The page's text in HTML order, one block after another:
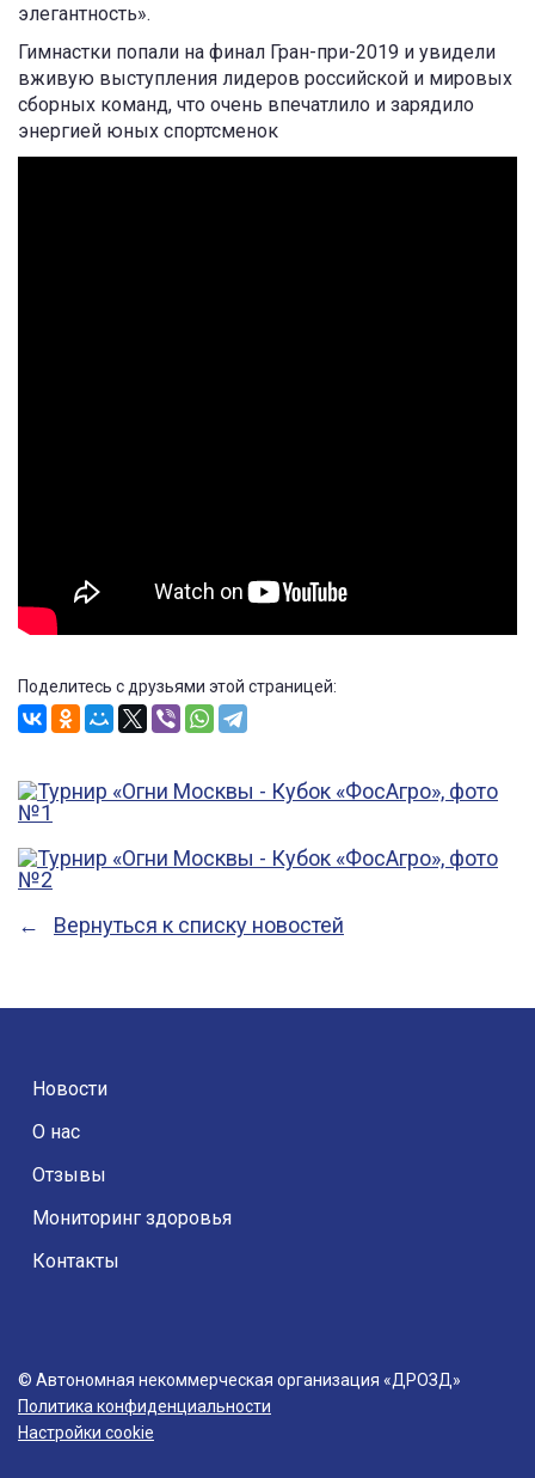
элегантность».
Гимнастки попали на финал Гран-при-2019 и увидели
вживую выступления лидеров российской и мировых
сборных команд, что очень впечатлило и зарядило
энергией юных спортсменок
Поделитесь с друзьями этой страницей:
Вернуться к списку новостей
Новости
О нас
Отзывы
Мониторинг здоровья
Контакты
© Автономная некоммерческая организация «ДРОЗД»
Политика конфиденциальности
Настройки cookie